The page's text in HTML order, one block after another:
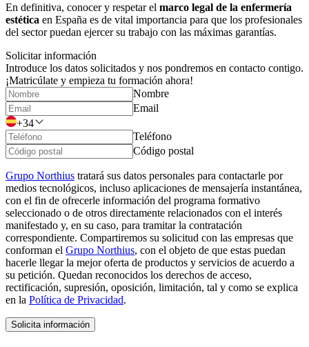
En definitiva, conocer y respetar el marco legal de la enfermería
estética en España es de vital importancia para que los profesionales
del sector puedan ejercer su trabajo con las máximas garantías.
Solicitar información
Introduce los datos solicitados y nos pondremos en contacto contigo.
¡Matricúlate y empieza tu formación ahora!
Nombre
Email
+34
Teléfono
Código postal
Grupo Northius tratará sus datos personales para contactarle por
medios tecnológicos, incluso aplicaciones de mensajería instantánea,
con el fin de ofrecerle información del programa formativo
seleccionado o de otros directamente relacionados con el interés
manifestado y, en su caso, para tramitar la contratación
correspondiente. Compartiremos su solicitud con las empresas que
conforman el Grupo Northius, con el objeto de que estas puedan
hacerle llegar la mejor oferta de productos y servicios de acuerdo a
su petición. Quedan reconocidos los derechos de acceso,
rectificación, supresión, oposición, limitación, tal y como se explica
en la Política de Privacidad.
Solicita información